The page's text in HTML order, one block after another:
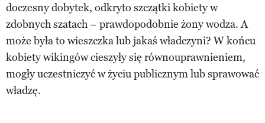
doczesny dobytek, odkryto szczątki kobiety w
zdobnych szatach – prawdopodobnie żony wodza. A
może była to wieszczka lub jakaś władczyni? W końcu
kobiety wikingów cieszyły się równouprawnieniem,
mogły uczestniczyć w życiu publicznym lub sprawować
władzę.